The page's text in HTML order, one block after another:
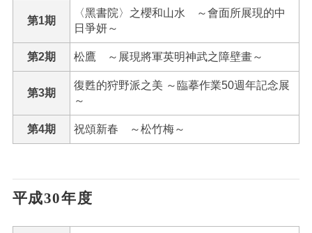
第1期
〈黑書院〉之櫻和山水 ～會面所展現的中
日爭妍～
第2期 松鷹 ～展現將軍英明神武之障壁畫～
第3期
復甦的狩野派之美 ～臨摹作業50週年記念展
～
第4期 祝頌新春 ～松竹梅～
平成30年度